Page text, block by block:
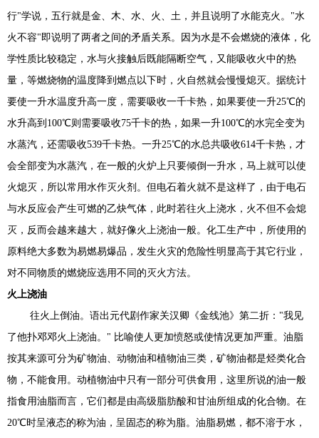
行"学说，五行就是金、木、水、火、土，并且说明了水能克火。"水
火不容"即说明了两者之间的矛盾关系。因为水是不会燃烧的液体，化
学性质比较稳定，水与火接触后既能隔断空气，又能吸收火中的热
量，等燃烧物的温度降到燃点以下时，火自然就会慢慢熄灭。据统计
要使一升水温度升高一度，需要吸收一千卡热，如果要使一升25℃的
水升高到100℃则需要吸收75千卡的热，如果一升100℃的水完全变为
水蒸汽，还需吸收539千卡热。一升25℃的水总共吸收614千卡热，才
会全部变为水蒸汽，在一般的火炉上只要倾倒一升水，马上就可以使
火熄灭，所以常用水作灭火剂。但电石着火就不是这样了，由于电石
与水反应会产生可燃的乙炔气体，此时若往火上浇水，火不但不会熄
灭，反而会越来越大，就好像火上浇油一般。化工生产中，所使用的
原料绝大多数为易燃易爆品，发生火灾的危险性明显高于其它行业，
对不同物质的燃烧应选用不同的灭火方法。
火上浇油
往火上倒油。语出元代剧作家关汉卿《金线池》第二折："我见
了他扑邓邓火上浇油。" 比喻使人更加愤怒或使情况更加严重。油脂
按其来源可分为矿物油、动物油和植物油三类，矿物油都是烃类化合
物，不能食用。动植物油中只有一部分可供食用，这里所说的油一般
指食用油脂而言，它们都是由高级脂肪酸和甘油所组成的化合物。在
20℃时呈液态的称为油，呈固态的称为脂。油脂易燃，都不溶于水，